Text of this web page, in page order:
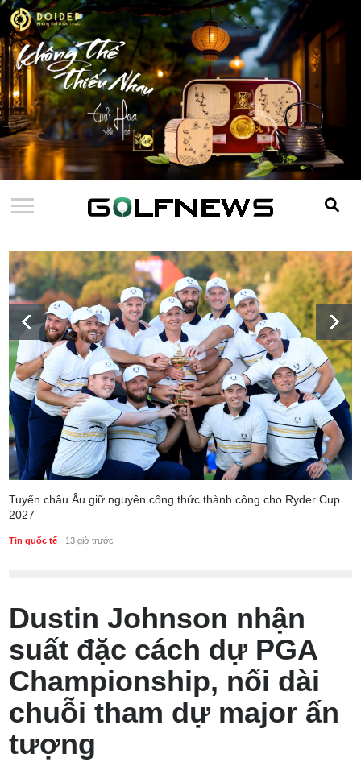
Tuyển châu Âu giữ nguyên công thức thành công cho Ryder Cup
2027
Tin quốc tế 13 giờ trước
Dustin Johnson nhận
suất đặc cách dự PGA
Championship, nối dài
chuỗi tham dự major ấn
tượng